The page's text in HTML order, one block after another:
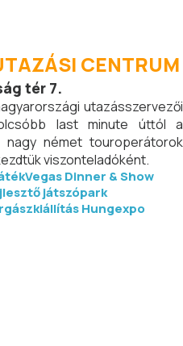
CENTRUM
tér 7.
utazásszervezői
last minute úttól a
nagy német touroperátorok
viszonteladóként.
Vegas Dinner & Show
játszópark
Hungexpo